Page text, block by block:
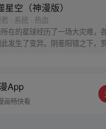
星空（神漫版）
· 系统 · 热血
在的星球经历了一场大灾难，
发生了变异。阴差阳错之下，
之，成为了新的星空吞噬巨兽
了人类分身。最终，罗峰迈出
App
画畅快看